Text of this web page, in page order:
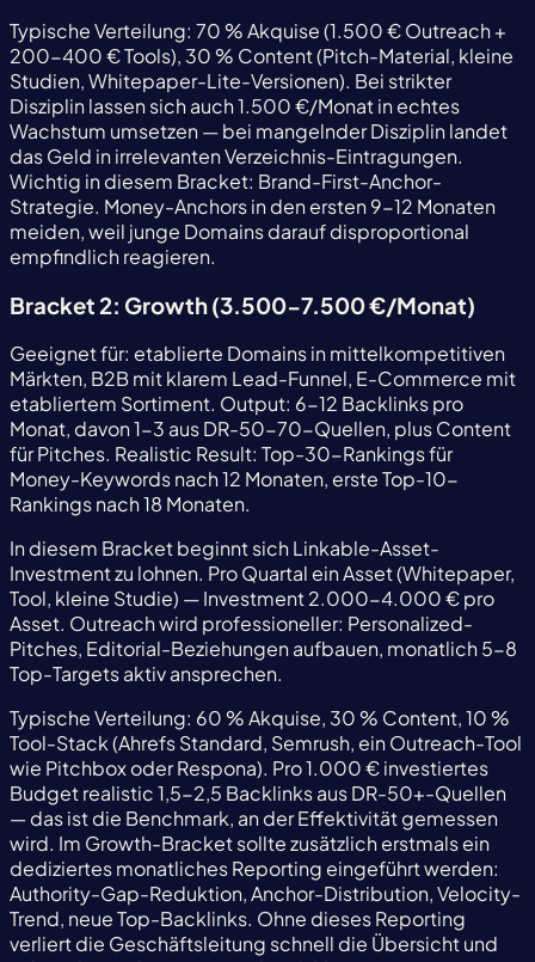
Typische Verteilung: 70 % Akquise (1.500 € Outreach +
200-400 € Tools), 30 % Content (Pitch-Material, kleine
Studien, Whitepaper-Lite-Versionen). Bei strikter
Disziplin lassen sich auch 1.500 €/Monat in echtes
Wachstum umsetzen — bei mangelnder Disziplin landet
das Geld in irrelevanten Verzeichnis-Eintragungen.
Wichtig in diesem Bracket: Brand-First-Anchor-
Strategie. Money-Anchors in den ersten 9-12 Monaten
meiden, weil junge Domains darauf disproportional
empfindlich reagieren.
Bracket 2: Growth (3.500-7.500 €/Monat)
Geeignet für: etablierte Domains in mittelkompetitiven
Märkten, B2B mit klarem Lead-Funnel, E-Commerce mit
etabliertem Sortiment. Output: 6-12 Backlinks pro
Monat, davon 1-3 aus DR-50-70-Quellen, plus Content
für Pitches. Realistic Result: Top-30-Rankings für
Money-Keywords nach 12 Monaten, erste Top-10-
Rankings nach 18 Monaten.
In diesem Bracket beginnt sich Linkable-Asset-
Investment zu lohnen. Pro Quartal ein Asset (Whitepaper,
Tool, kleine Studie) — Investment 2.000-4.000 € pro
Asset. Outreach wird professioneller: Personalized-
Pitches, Editorial-Beziehungen aufbauen, monatlich 5-8
Top-Targets aktiv ansprechen.
Typische Verteilung: 60 % Akquise, 30 % Content, 10 %
Tool-Stack (Ahrefs Standard, Semrush, ein Outreach-Tool
wie Pitchbox oder Respona). Pro 1.000 € investiertes
Budget realistic 1,5-2,5 Backlinks aus DR-50+-Quellen
— das ist die Benchmark, an der Effektivität gemessen
wird. Im Growth-Bracket sollte zusätzlich erstmals ein
dediziertes monatliches Reporting eingeführt werden:
Authority-Gap-Reduktion, Anchor-Distribution, Velocity-
Trend, neue Top-Backlinks. Ohne dieses Reporting
verliert die Geschäftsleitung schnell die Übersicht und